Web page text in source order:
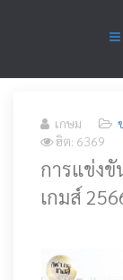
เกษม
ฮิต: 6369
การแข่ง
เกมส์